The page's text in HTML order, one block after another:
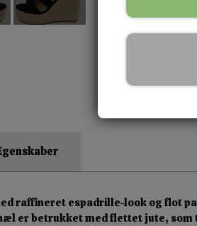
✅
raffineret espadrille-look og flot
er betrukket med flettet jute,